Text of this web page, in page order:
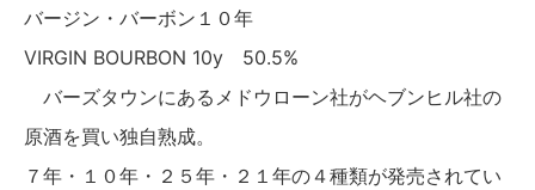
バージン・バーボン１０年
VIRGIN BOURBON 10y 50.5%
バーズタウンにあるメドウローン社がヘブンヒル社の
原酒を買い独自熟成。
７年・１０年・２５年・２１年の４種類が発売されてい